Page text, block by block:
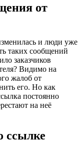
от
и люди уже
таких сообщений
заказчиков
Видимо на
жалоб от
его. Но как
постоянно
на неё
ссылке